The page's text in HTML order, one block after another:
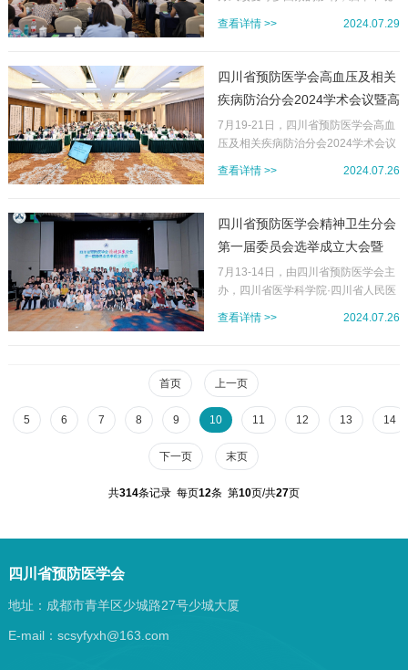
际影响力，围绕糖尿病、高脂血症等
进行了深入浅出的讲解，为医护人员
带来了前沿的学术视角和宝贵的临床
指导。同...
的“头号杀手”。脑卒中具有高发病率、
居民首位疾病死亡原因之一。7月28
诊疗水平，建立健全卒中救治网络，
四川省预防医学会卒中预防与控制分
会举办“卒中规范化防治培训班”，活动
课。自贡市卒中联盟成员单位负责
（外）科主任、护士长和业务骨干相
关工作者80余人参加会议。四川省预
防医学会卒中预防...
查看详情 >> 2024.07.29
四川省预防医学会高血压及相关
疾病防治分会2024学术会议暨高
血压防治新进展培训班 暨2024
四川高血压大会在成都隆重召开
7月19-21日，四川省预防医学会高血
压及相关疾病防治分会2024学术会议
川高血压大会在成都隆重举行。本次
省预防医学会高血压及相关疾病防治
川大学华西医院、四川大学华西公共
卫生学院、四川省疾病预防控制中心
协办。四川省预防医学会副会长/秘书
共卫生处处长熊新文、四川省疾病预
高血压及相关领域的知名专家进行...
查看详情 >> 2024.07.26
四川省预防医学会精神卫生分会
第一届委员会选举成立大会暨
2024年四川精神卫生学术大会隆
重召开
7月13-14日，由四川省预防医学会主
办，四川省医学科学院·四川省人民医
办，《实用医院临床杂志》作为学术
年四川精神卫生学术大会”在成都温江
圆满举行。7月13日下午，四川省预
防医学会精神卫生分会第一届委员会
选举成立大会召开，学会副会长兼秘
书长吴建林出席会议、副秘书长王刚
主持会议。会议经无记名投票，民主
选举产生第一届委员会委员105名，
查看详情 >> 2024.07.26
首页 上一页
5 6 7 8 9 10 11 12 13 14
下一页 末页
共314条记录 每页12条 第10页/共27页
四川省预防医学会
地址：成都市青羊区少城路27号少城大厦
E-mail：scsyfyxh@163.com